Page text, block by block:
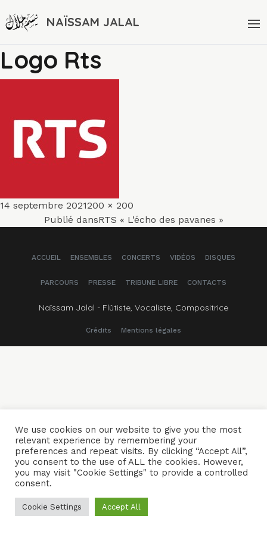
NAÏSSAM JALAL
Logo Rts
Publié
14 septembre 2021Taille
réelle
200 × 200
Navigation
Publié dansRTS « L’écho des pavanes »
ACCUEIL ENSEMBLES CONCERTS VIDÉOS DISQUES
PARCOURS PRESSE TRIBUNE LIBRE CONTACTS
Naïssam Jalal - Flûtiste, Vocaliste, Compositrice
Crédits Mentions légales
We use cookies on our website to give you the most
relevant experience by remembering your
preferences and repeat visits. By clicking “Accept All”,
you consent to the use of ALL the cookies. However,
you may visit "Cookie Settings" to provide a controlled
consent.
Cookie Settings Accept All